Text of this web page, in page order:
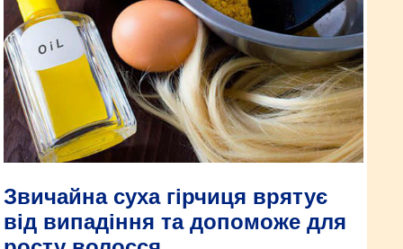
Звичайна суха гірчиця врятує
від випадіння та допоможе для